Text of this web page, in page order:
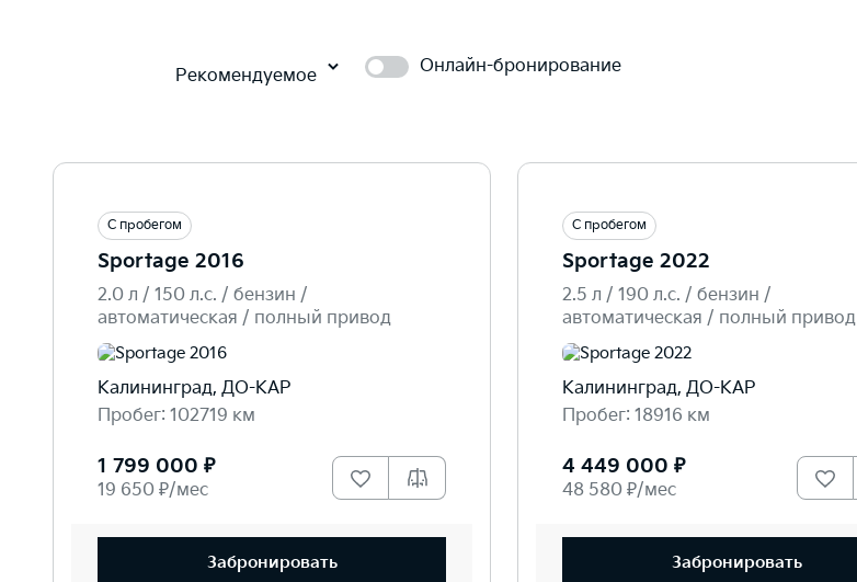
Рекомендуемое Онлайн-бронирование
С пробегом
Sportage 2016
2.0 л / 150 л.c. / бензин /
автоматическая / полный привод
Калининград, ДО-КАР
Пробег: 102719 км
1 799 000 ₽
19 650 ₽/мес
Забронировать
С пробегом
Sportage 2022
2.5 л / 190 л.c. / бензин /
автоматическая / полный привод
Калининград, ДО-КАР
Пробег: 18916 км
4 449 000 ₽
48 580 ₽/мес
Забронировать